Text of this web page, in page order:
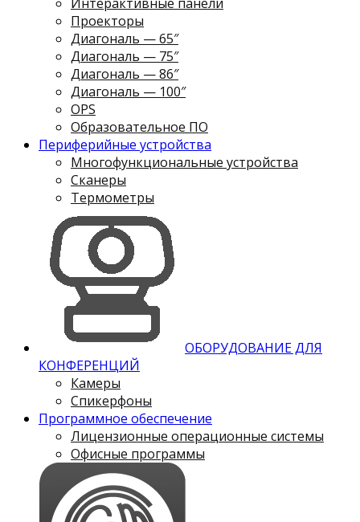
Проекторы
Диагональ — 65″
Диагональ — 75″
Диагональ — 86″
Диагональ — 100″
OPS
Образовательное ПО
Периферийные устройства
Многофункциональные устройства
Сканеры
Термометры
ОБОРУДОВАНИЕ ДЛЯ
КОНФЕРЕНЦИЙ
Камеры
Спикерфоны
Программное обеспечение
Лицензионные операционные системы
Офисные программы